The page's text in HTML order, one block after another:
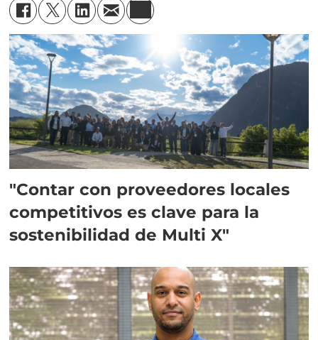
"Contar con proveedores locales
competitivos es clave para la
sostenibilidad de Multi X"